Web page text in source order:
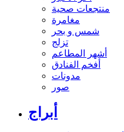
منتجعات صحية
مغامرة
شمس و بحر
تزلج
أشهر المطاعم
أفخم الفنادق
مدونات
صور
أبراج